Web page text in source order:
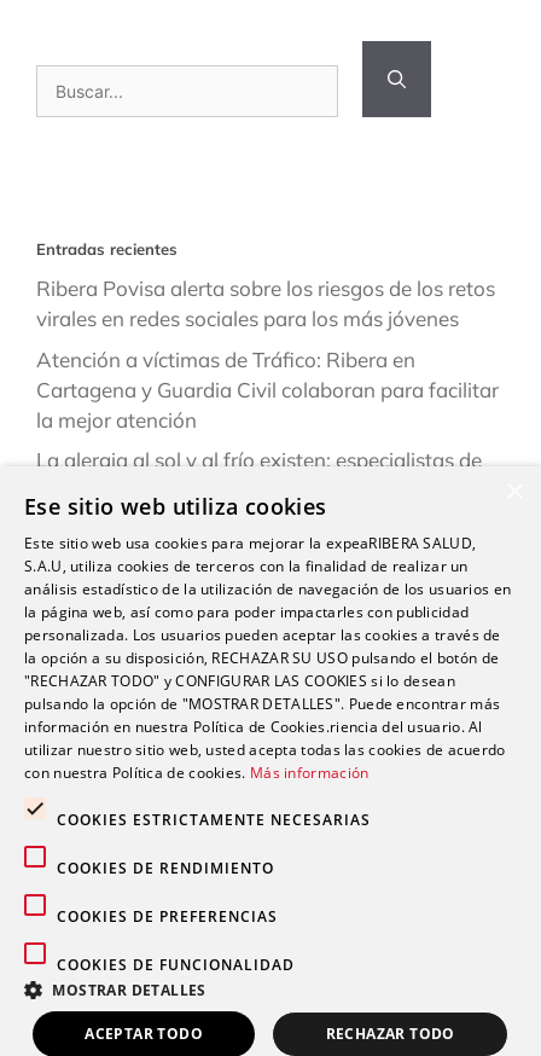
Entradas recientes
Ribera Povisa alerta sobre los riesgos de los retos
virales en redes sociales para los más jóvenes
Atención a víctimas de Tráfico: Ribera en
Cartagena y Guardia Civil colaboran para facilitar
la mejor atención
La alergia al sol y al frío existen: especialistas de
este verano
“Una persona puede estar infestada y contagiar a
otras durante semanas antes de darse cuenta de
que tiene sarna”
Ardor, hinchazón o dolor abdominal: los síntomas
del sistema Digestivo que no siempre son
inofensivos
Comentarios recientes
© 2026 Grupo sanitario Ribera Aviso legal|Política de
Ese sitio web utiliza cookies
Este sitio web usa cookies para mejorar la expeaRIBERA SALUD,
S.A.U, utiliza cookies de terceros con la finalidad de realizar un
análisis estadístico de la utilización de navegación de los usuarios en
la página web, así como para poder impactarles con publicidad
personalizada. Los usuarios pueden aceptar las cookies a través de
la opción a su disposición, RECHAZAR SU USO pulsando el botón de
"RECHAZAR TODO" y CONFIGURAR LAS COOKIES si lo desean
pulsando la opción de "MOSTRAR DETALLES". Puede encontrar más
información en nuestra Política de Cookies.riencia del usuario. Al
utilizar nuestro sitio web, usted acepta todas las cookies de acuerdo
con nuestra Política de cookies. Más información
COOKIES ESTRICTAMENTE NECESARIAS
COOKIES DE RENDIMIENTO
COOKIES DE PREFERENCIAS
COOKIES DE FUNCIONALIDAD
MOSTRAR DETALLES
ACEPTAR TODO RECHAZAR TODO